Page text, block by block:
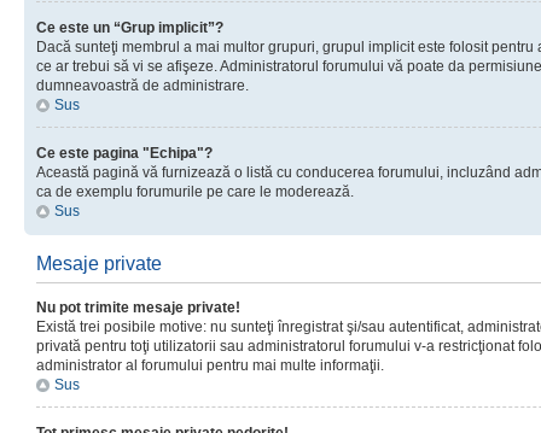
Ce este un “Grup implicit”?
Dacă sunteţi membrul a mai multor grupuri, grupul implicit este folosit
ce ar trebui să vi se afişeze. Administratorul forumului vă poate da
dumneavoastră de administrare.
Sus
Ce este pagina "Echipa"?
Această pagină vă furnizează o listă cu conducerea forumului, incluzând
ca de exemplu forumurile pe care le moderează.
Sus
Mesaje private
Nu pot trimite mesaje private!
Există trei posibile motive: nu sunteţi înregistrat şi/sau autentificat,
privată pentru toţi utilizatorii sau administratorul forumului v-a restricţionat
administrator al forumului pentru mai multe informaţii.
Sus